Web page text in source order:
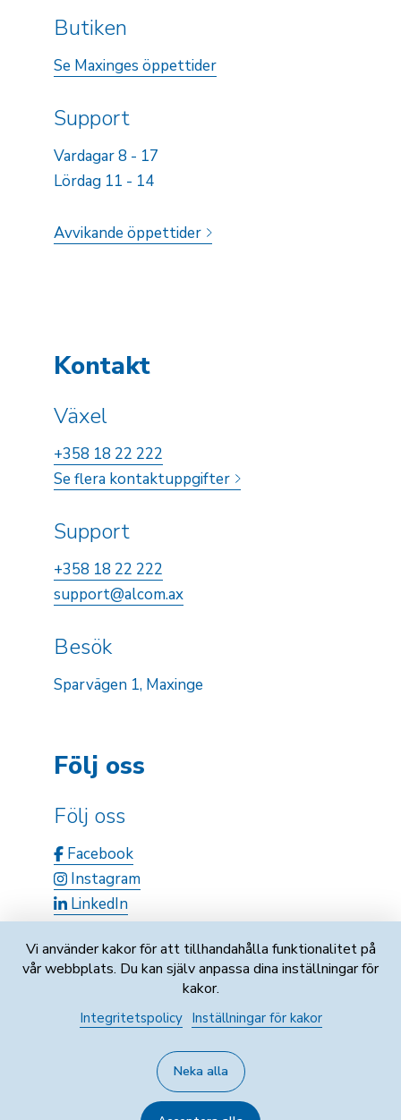
Butiken
Se Maxinges öppettider
Support
Vardagar 8 - 17
Lördag 11 - 14
Avvikande öppettider
Kontakt
Växel
+358 18 22 222
Se flera kontaktuppgifter
Support
+358 18 22 222
support@alcom.ax
Besök
Sparvägen 1, Maxinge
Följ oss
Följ oss
Facebook
Instagram
LinkedIn
Fo-nummer: 0747121-9
Integritetspolicy
Vi använder kakor för att tillhandahålla funktionalitet på
vår webbplats. Du kan själv anpassa dina inställningar för
kakor.
Integritetspolicy Inställningar för kakor
Neka alla